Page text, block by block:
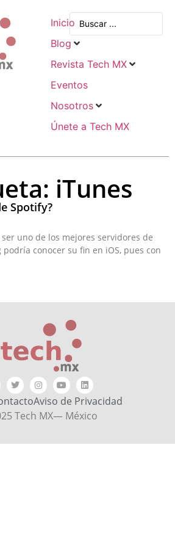
Inicio
Blog
Revista Tech MX
Eventos
Nosotros
Únete a Tech MX
iTunes
Spotify?
uno de los mejores servidores de
conocer su fin en iOS, pues con
Aviso de Privacidad
Tech MX— México